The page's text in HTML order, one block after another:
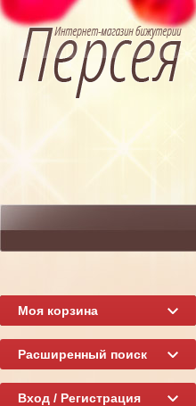
Моя корзина
Расширенный поиск
Вход / Регистрация